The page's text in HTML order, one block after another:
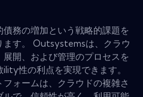
務の増加という戦略的課題を
ます。 Outsystemsは、クラウ
展開、および管理のプロセスを
性の利点を実現できます。
ォームは、クラウドの複雑さ